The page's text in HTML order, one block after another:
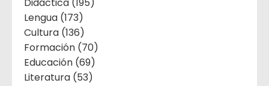
Lengua (173)
Cultura (136)
Formación (70)
Educación (69)
Literatura (53)